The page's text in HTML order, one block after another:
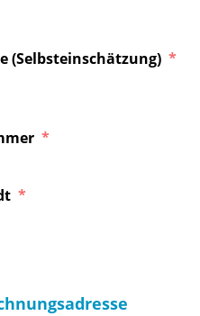
(Selbsteinschätzung)